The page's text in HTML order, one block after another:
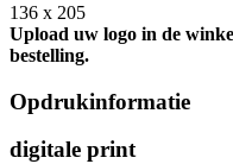
136 x 205
Upload uw logo in de
bestelling.
Opdrukinformatie
digitale print